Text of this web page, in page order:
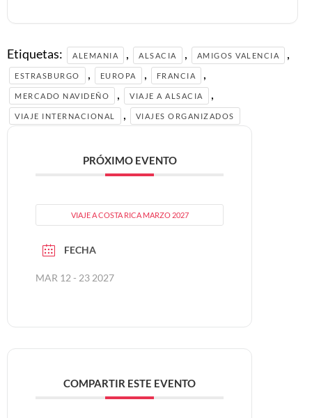
Etiquetas: ALEMANIA , ALSACIA , AMIGOS VALENCIA ,
ESTRASBURGO , EUROPA , FRANCIA ,
MERCADO NAVIDEÑO , VIAJE A ALSACIA ,
VIAJE INTERNACIONAL , VIAJES ORGANIZADOS
PRÓXIMO EVENTO
VIAJE A COSTA RICA MARZO 2027
FECHA
MAR 12 - 23 2027
COMPARTIR ESTE EVENTO